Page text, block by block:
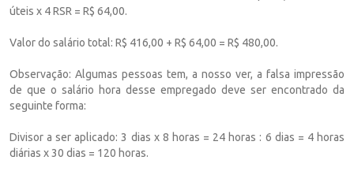
úteis x 4 RSR = R$ 64,00.
Valor do salário total: R$ 416,00 + R$ 64,00 = R$ 480,00.
Observação: Algumas pessoas tem, a nosso ver, a falsa impressão
de que o salário hora desse empregado deve ser encontrado da
seguinte forma:
Divisor a ser aplicado: 3 dias x 8 horas = 24 horas : 6 dias = 4 horas
diárias x 30 dias = 120 horas.